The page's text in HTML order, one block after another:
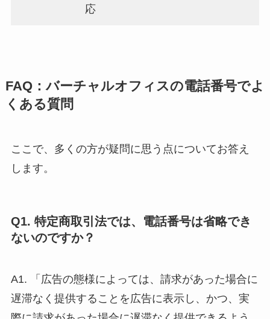
応
FAQ：バーチャルオフィスの電話番号でよ
くある質問
ここで、多くの方が疑問に思う点についてお答え
します。
Q1. 特定商取引法では、電話番号は省略でき
ないのですか？
A1. 「広告の態様によっては、請求があった場合に
遅滞なく提供することを広告に表示し、かつ、実